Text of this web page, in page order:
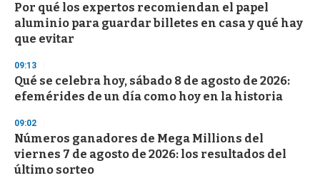
Por qué los expertos recomiendan el papel
aluminio para guardar billetes en casa y qué hay
que evitar
09:13
Qué se celebra hoy, sábado 8 de agosto de 2026:
efemérides de un día como hoy en la historia
09:02
Números ganadores de Mega Millions del
viernes 7 de agosto de 2026: los resultados del
último sorteo